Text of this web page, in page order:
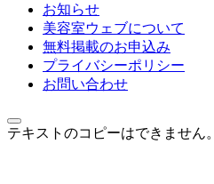
お知らせ
美容室ウェブについて
無料掲載のお申込み
プライバシーポリシー
お問い合わせ
テキストのコピーはできません。